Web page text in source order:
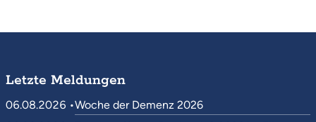
Letzte Meldungen
06.08.2026 •Woche der Demenz 2026